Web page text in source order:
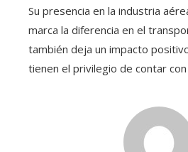
Su presencia en la industria
marca la diferencia en el
también deja un impacto
tienen el privilegio de contar